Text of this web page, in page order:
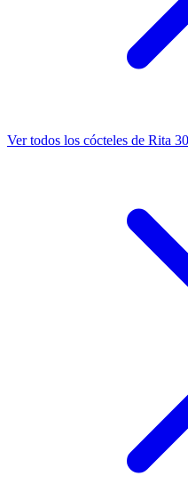
Ver todos los cócteles de Rita